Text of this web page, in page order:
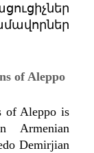
of Aleppo
of Aleppo is
Armenian
Demirjian